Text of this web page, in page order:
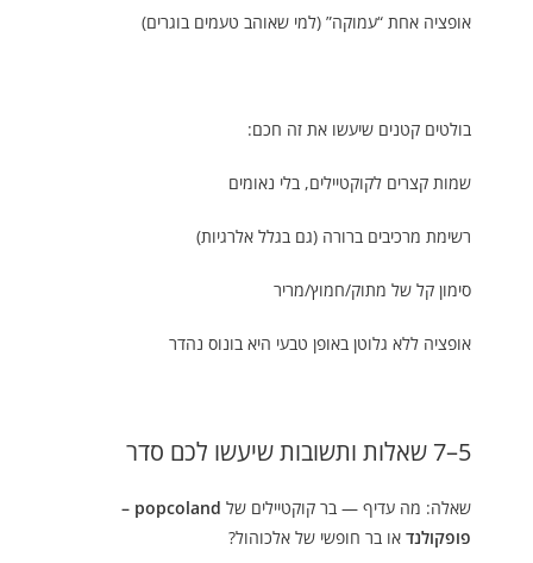
אופציה אחת “עמוקה” (למי שאוהב טעמים בוגרים)
בולטים קטנים שיעשו את זה חכם:
שמות קצרים לקוקטיילים, בלי נאומים
רשימת מרכיבים ברורה (גם בגלל אלרגיות)
סימון קל של מתוק/חמוץ/מריר
אופציה ללא גלוטן באופן טבעי היא בונוס נהדר
5–7 שאלות ותשובות שיעשו לכם סדר
שאלה: מה עדיף — בר קוקטיילים של
popcoland –
פופקולנד או בר חופשי של אלכוהול?